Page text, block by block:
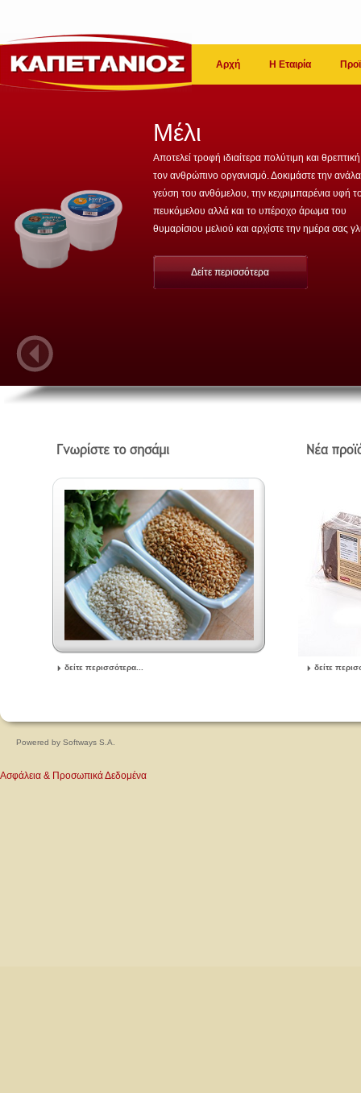
Αρχή Η Εταιρία
Μέλι
Αποτελεί τροφή ιδιαίτερα πολύτιμη και θρεπτική
τον ανθρώπινο οργανισμό. Δοκιμάστε την
γεύση του ανθόμελου, την κεχριμπαρένια υφή
πευκόμελου αλλά και το υπέροχο άρωμα του
θυμαρίσιου μελιού και αρχίστε την ημέρα σας
Δείτε περισσότερα
δείτε περισσότερα... δείτε
Powered by Softways S.A.
Ασφάλεια & Προσωπικά Δεδομένα